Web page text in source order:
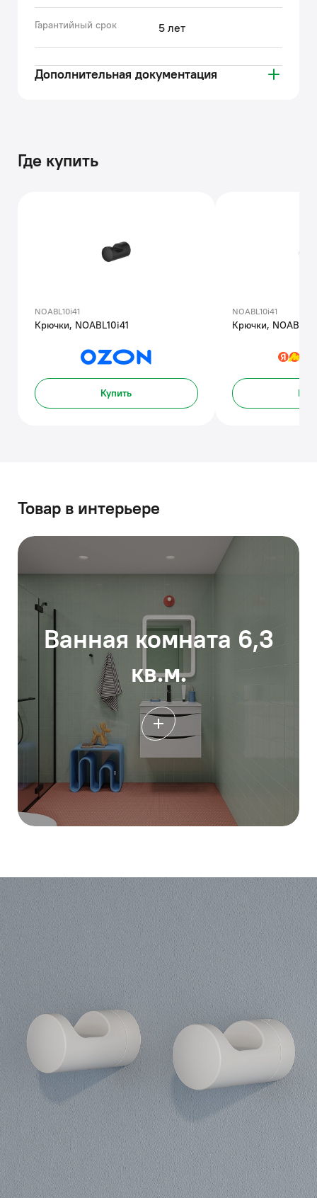
Гарантийный срок 5 лет
Дополнительная документация
Где купить
NOABL10i41
Крючки, NOABL10i41
Купить
NOABL10i41
Крючки,
Товар в интерьере
Ванная комната 6,3
кв.м.